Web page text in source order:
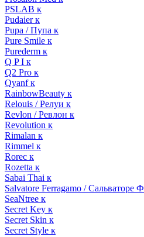
PSLAB к
Pudaier к
Pupa / Пупа к
Pure Smile к
Purederm к
Q P I к
Q2 Pro к
Qyanf к
RainbowBeauty к
Relouis / Релуи к
Revlon / Ревлон к
Revolution к
Rimalan к
Rimmel к
Rorec к
Rozetta к
Sabai Thai к
Salvatore Ferragamo / Сальваторе
SeaNtree к
Secret Key к
Secret Skin к
Secret Style к